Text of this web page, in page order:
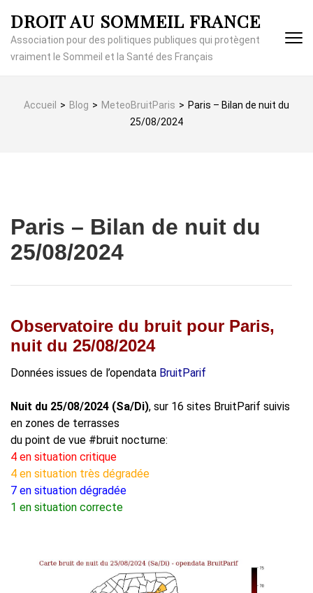
contenu
(Pressez
DROIT AU SOMMEIL FRANCE
Association pour des politiques publiques qui protègent
vraiment le Sommeil et la Santé des Français
Accueil > Blog > MeteoBruitParis > Paris – Bilan de nuit du
25/08/2024
Paris – Bilan de nuit du
25/08/2024
Observatoire du bruit pour Paris,
nuit du 25/08/2024
Données issues de l’opendata BruitParif
Nuit du 25/08/2024 (Sa/Di), sur 16 sites BruitParif suivis
en zones de terrasses
du point de vue #bruit nocturne:
4 en situation critique
4 en situation très dégradée
7 en situation dégradée
1 en situation correcte